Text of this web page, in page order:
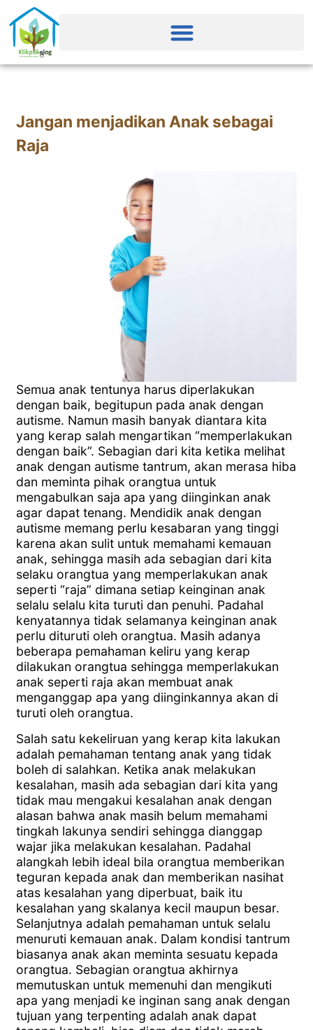
Jangan menjadikan Anak sebagai
Raja
Semua anak tentunya harus diperlakukan
dengan baik, begitupun pada anak dengan
autisme. Namun masih banyak diantara kita
yang kerap salah mengartikan “memperlakukan
dengan baik”. Sebagian dari kita ketika melihat
anak dengan autisme tantrum, akan merasa hiba
dan meminta pihak orangtua untuk
mengabulkan saja apa yang diinginkan anak
agar dapat tenang. Mendidik anak dengan
autisme memang perlu kesabaran yang tinggi
karena akan sulit untuk memahami kemauan
anak, sehingga masih ada sebagian dari kita
selaku orangtua yang memperlakukan anak
seperti “raja” dimana setiap keinginan anak
selalu selalu kita turuti dan penuhi. Padahal
kenyatannya tidak selamanya keinginan anak
perlu dituruti oleh orangtua. Masih adanya
beberapa pemahaman keliru yang kerap
dilakukan orangtua sehingga memperlakukan
anak seperti raja akan membuat anak
menganggap apa yang diinginkannya akan di
turuti oleh orangtua.
Salah satu kekeliruan yang kerap kita lakukan
adalah pemahaman tentang anak yang tidak
boleh di salahkan. Ketika anak melakukan
kesalahan, masih ada sebagian dari kita yang
tidak mau mengakui kesalahan anak dengan
alasan bahwa anak masih belum memahami
tingkah lakunya sendiri sehingga dianggap
wajar jika melakukan kesalahan. Padahal
alangkah lebih ideal bila orangtua memberikan
teguran kepada anak dan memberikan nasihat
atas kesalahan yang diperbuat, baik itu
kesalahan yang skalanya kecil maupun besar.
Selanjutnya adalah pemahaman untuk selalu
menuruti kemauan anak. Dalam kondisi tantrum
biasanya anak akan meminta sesuatu kepada
orangtua. Sebagian orangtua akhirnya
memutuskan untuk memenuhi dan mengikuti
apa yang menjadi ke inginan sang anak dengan
tujuan yang terpenting adalah anak dapat